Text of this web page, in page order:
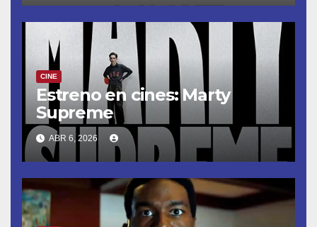
CINE
Estreno en cines: Marty
Supreme
ABR 6, 2026